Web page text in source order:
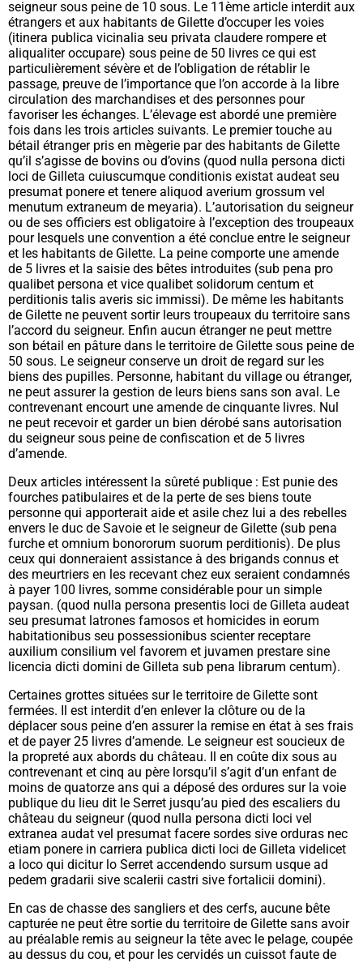
seigneur sous peine de 10 sous. Le 11ème article interdit aux
étrangers et aux habitants de Gilette d’occuper les voies
(itinera publica vicinalia seu privata claudere rompere et
aliqualiter occupare) sous peine de 50 livres ce qui est
particulièrement sévère et de l’obligation de rétablir le
passage, preuve de l’importance que l’on accorde à la libre
circulation des marchandises et des personnes pour
favoriser les échanges. L’élevage est abordé une première
fois dans les trois articles suivants. Le premier touche au
bétail étranger pris en mègerie par des habitants de Gilette
qu’il s’agisse de bovins ou d’ovins (quod nulla persona dicti
loci de Gilleta cuiuscumque conditionis existat audeat seu
presumat ponere et tenere aliquod averium grossum vel
menutum extraneum de meyaria). L’autorisation du seigneur
ou de ses officiers est obligatoire à l’exception des troupeaux
pour lesquels une convention a été conclue entre le seigneur
et les habitants de Gilette. La peine comporte une amende
de 5 livres et la saisie des bêtes introduites (sub pena pro
qualibet persona et vice qualibet solidorum centum et
perditionis talis averis sic immissi). De même les habitants
de Gilette ne peuvent sortir leurs troupeaux du territoire sans
l’accord du seigneur. Enfin aucun étranger ne peut mettre
son bétail en pâture dans le territoire de Gilette sous peine de
50 sous. Le seigneur conserve un droit de regard sur les
biens des pupilles. Personne, habitant du village ou étranger,
ne peut assurer la gestion de leurs biens sans son aval. Le
contrevenant encourt une amende de cinquante livres. Nul
ne peut recevoir et garder un bien dérobé sans autorisation
du seigneur sous peine de confiscation et de 5 livres
d’amende.
Deux articles intéressent la sûreté publique : Est punie des
fourches patibulaires et de la perte de ses biens toute
personne qui apporterait aide et asile chez lui a des rebelles
envers le duc de Savoie et le seigneur de Gilette (sub pena
furche et omnium bonororum suorum perditionis). De plus
ceux qui donneraient assistance à des brigands connus et
des meurtriers en les recevant chez eux seraient condamnés
à payer 100 livres, somme considérable pour un simple
paysan. (quod nulla persona presentis loci de Gilleta audeat
seu presumat latrones famosos et homicides in eorum
habitationibus seu possessionibus scienter receptare
auxilium consilium vel favorem et juvamen prestare sine
licencia dicti domini de Gilleta sub pena librarum centum).
Certaines grottes situées sur le territoire de Gilette sont
fermées. Il est interdit d’en enlever la clôture ou de la
déplacer sous peine d’en assurer la remise en état à ses frais
et de payer 25 livres d’amende. Le seigneur est soucieux de
la propreté aux abords du château. Il en coûte dix sous au
contrevenant et cinq au père lorsqu’il s’agit d’un enfant de
moins de quatorze ans qui a déposé des ordures sur la voie
publique du lieu dit le Serret jusqu’au pied des escaliers du
château du seigneur (quod nulla persona dicti loci vel
extranea audat vel presumat facere sordes sive orduras nec
etiam ponere in carriera publica dicti loci de Gilleta videlicet
a loco qui dicitur lo Serret accendendo sursum usque ad
pedem gradarii sive scalerii castri sive fortalicii domini).
En cas de chasse des sangliers et des cerfs, aucune bête
capturée ne peut être sortie du territoire de Gilette sans avoir
au préalable remis au seigneur la tête avec le pelage, coupée
au dessus du cou, et pour les cervidés un cuissot faute de